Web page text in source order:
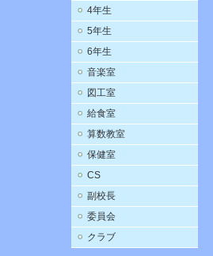
4年生
5年生
6年生
音楽室
図工室
給食室
算数教室
保健室
CS
副校長
委員会
クラブ